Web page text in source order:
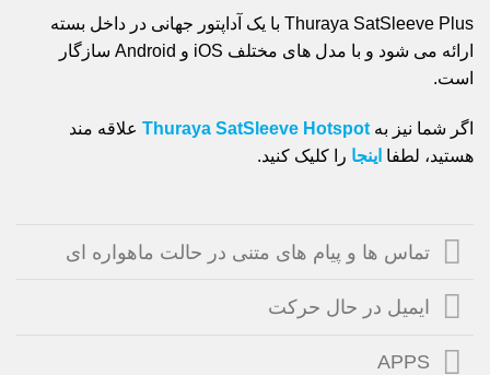
Thuraya SatSleeve Plus با یک آداپتور جهانی در داخل بسته
ارائه می شود و با مدل های مختلف iOS و Android سازگار
است.
اگر شما نیز به Thuraya SatSleeve Hotspot علاقه مند
هستید، لطفا اینجا را کلیک کنید.
تماس ها و پیام های متنی در حالت ماهواره ای
ایمیل در حال حرکت
APPS